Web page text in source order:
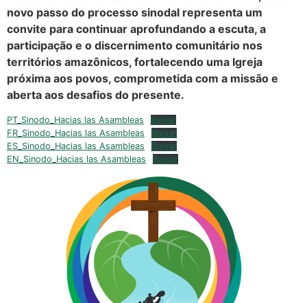
novo passo do processo sinodal representa um
convite para continuar aprofundando a escuta, a
participação e o discernimento comunitário nos
territórios amazônicos, fortalecendo uma Igreja
próxima aos povos, comprometida com a missão e
aberta aos desafios do presente.
PT_Sinodo_Hacias las Asambleas
Baixar
FR_Sinodo_Hacias las Asambleas
Baixar
ES_Sinodo_Hacias las Asambleas
Baixar
EN_Sinodo_Hacias las Asambleas
Baixar